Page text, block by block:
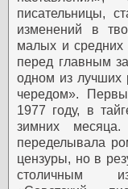
писательницы,
изменений в
малых и средних
перед главным
одном из лучших
чередом».
1977 году, в
зимних месяца.
переделывала
цензуры, но в
столичным